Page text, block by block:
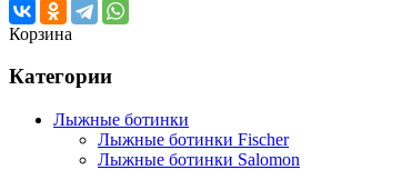
Корзина
Категории
Лыжные ботинки
Лыжные ботинки Fischer
Лыжные ботинки Salomon